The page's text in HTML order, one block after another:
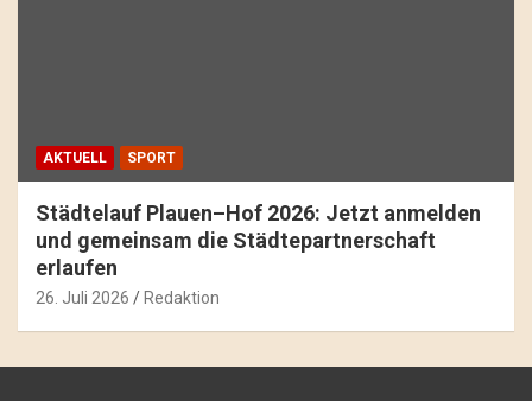
AKTUELL SPORT
Städtelauf Plauen–Hof 2026: Jetzt anmelden
und gemeinsam die Städtepartnerschaft
erlaufen
26. Juli 2026 Redaktion